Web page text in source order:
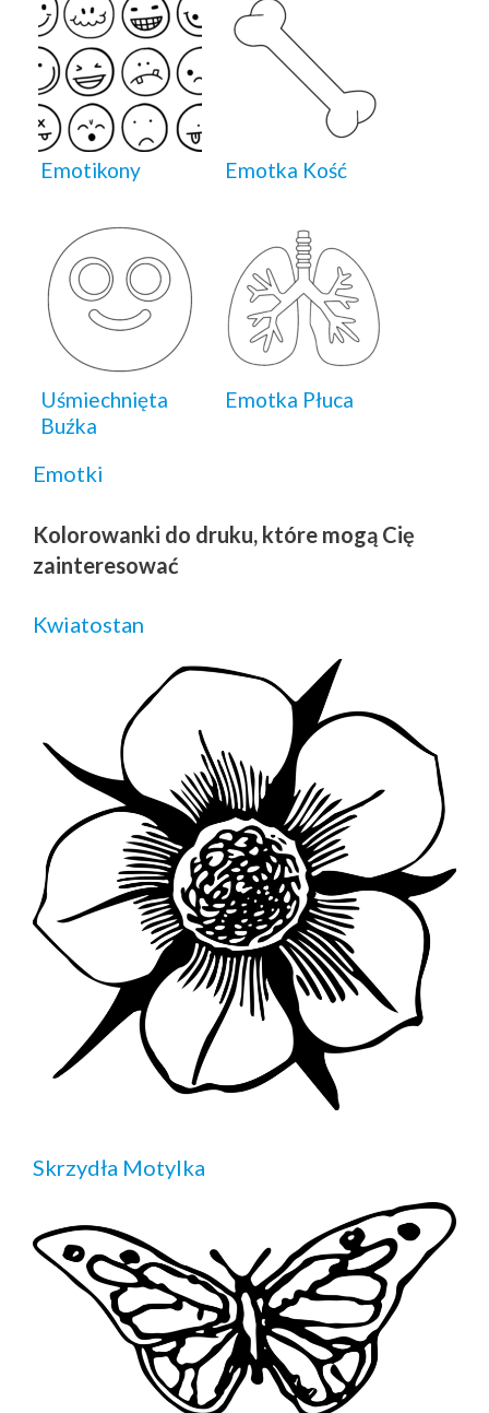
Emotikony Emotka Kość
Uśmiechnięta
Buźka
Emotka Płuca
Emotki
Kolorowanki do druku, które mogą Cię
zainteresować
Kwiatostan
Skrzydła Motylka